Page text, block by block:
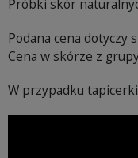
Próbki skór
Podana cena dotyczy
Cena w skórze z
W przypadku